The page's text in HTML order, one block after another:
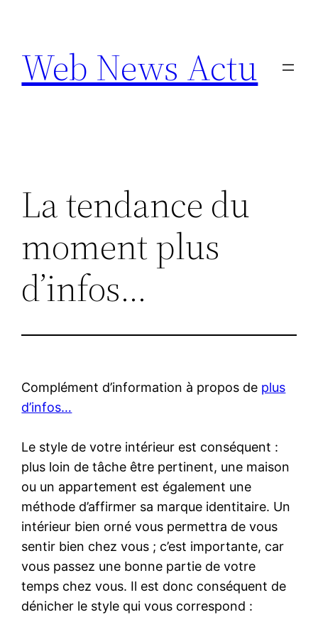
contenu
Web News Actu
La tendance du
moment plus
d’infos…
Complément d’information à propos de plus
d’infos…
Le style de votre intérieur est conséquent :
plus loin de tâche être pertinent, une maison
ou un appartement est également une
méthode d’affirmer sa marque identitaire. Un
intérieur bien orné vous permettra de vous
sentir bien chez vous ; c’est importante, car
vous passez une bonne partie de votre
temps chez vous. Il est donc conséquent de
dénicher le style qui vous correspond :